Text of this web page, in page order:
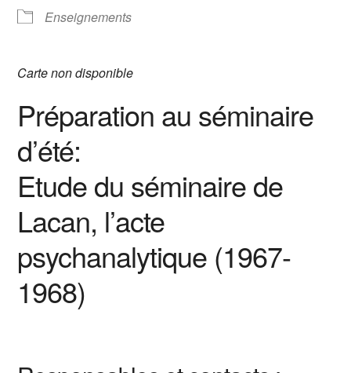
Enseignements​
Carte non disponible
Préparation au séminaire
d’été:
Etude du séminaire de
Lacan, l’acte
psychanalytique (1967-
1968)